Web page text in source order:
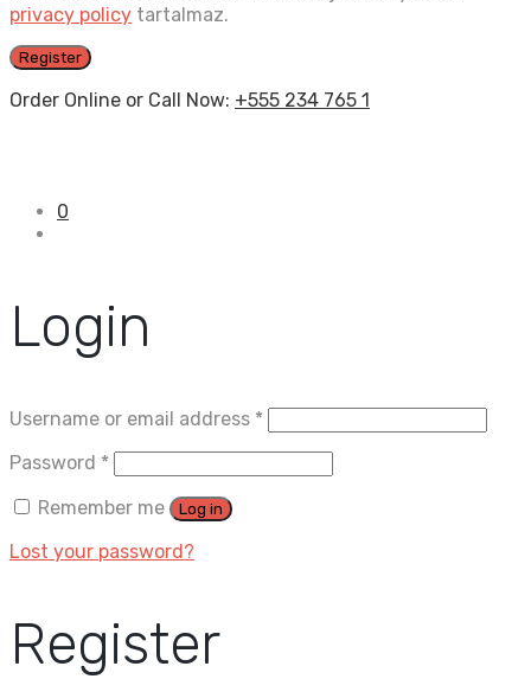
privacy policy tartalmaz.
Register
Order Online or Call Now: +555 234 765 1
0
Login
Username or email address *
Password *
Remember me
Log in
Lost your password?
Register